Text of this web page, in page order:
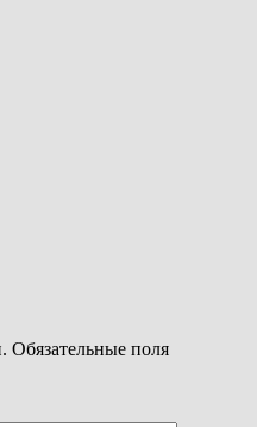
Обязательные поля